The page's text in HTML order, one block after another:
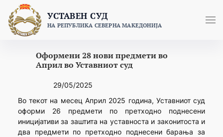
content
УСТАВЕН СУД
НА РЕПУБЛИКА СЕВЕРНА МАКЕДОНИЈА
Оформени 28 нови предмети во
Април во Уставниот суд
29/05/2025
Во текот на месец Април 2025 година, Уставниот суд
оформи 26 предмети по претходно поднесени
иницијативи за заштита на уставноста и законитоста и
два предмети по претходно поднесени барања за